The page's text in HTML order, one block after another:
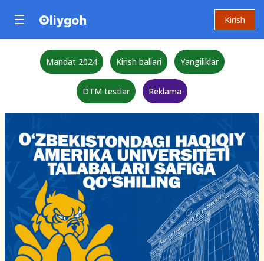
Kirish
Mandat 2024 Kirish ballari Yangiliklar
DTM testlar Reklama